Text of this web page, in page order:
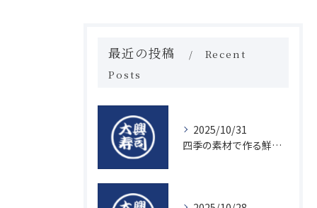
最近の投稿
Recent
Posts
2025/10/31
四季の素材で作る鮮度抜群の握り寿司の魅力